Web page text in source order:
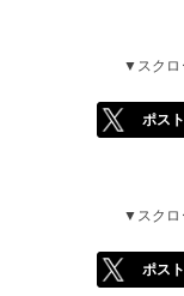
▼スクロ
ポスト
▼スクロ
ポスト